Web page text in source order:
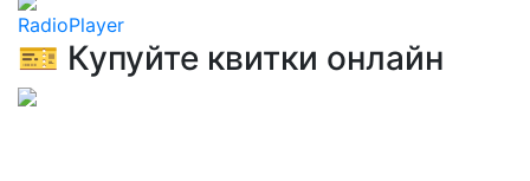
RadioPlayer
🎫 Купуйте квитки онлайн